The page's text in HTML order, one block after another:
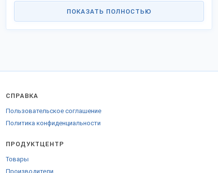
Павловске, Боброве, Борисоглебске и других городах. Из области
на российский рынок поставляют кондитерские изделия,
ирис в плитках), комбинат «Сажинский»(пряники, драже), фирма
изделия, муку и сахар, выращивают картофель, овощи, яблоки.
В производстве фабрики и заводы используют натуральные
ингредиенты и сырье. Производители рады сотрудничеству с
оптовыми продуктовыми базами, продовольственными
регионы России. Менеджеры организаций высылают по запросу
ПОКАЗАТЬ ПОЛНОСТЬЮ
СПРАВКА
Пользовательское соглашение
Политика конфиденциальности
ПРОДУКТЦЕНТР
Товары
Производители